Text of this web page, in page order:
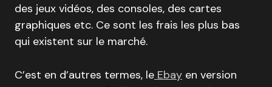
des jeux vidéos, des consoles, des cartes
graphiques etc. Ce sont les frais les plus bas
qui existent sur le marché.
C’est en d’autres termes, le Ebay en version